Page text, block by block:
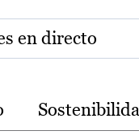
en directo